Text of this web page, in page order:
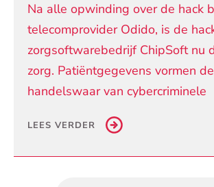
Na alle opwinding over de hack
telecomprovider Odido, is de
zorgsoftwarebedrijf ChipSoft nu
zorg. Patiëntgegevens vormen de
handelswaar van cybercriminele
LEES VERDER